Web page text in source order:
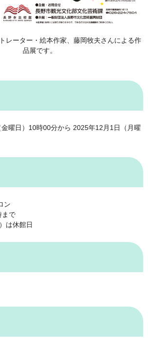
レーター・絵本作家、藤岡牧夫さんによる作
品展です。
曜日）10時00分から 2025年12月1日（月曜
ン
まで
は休館日